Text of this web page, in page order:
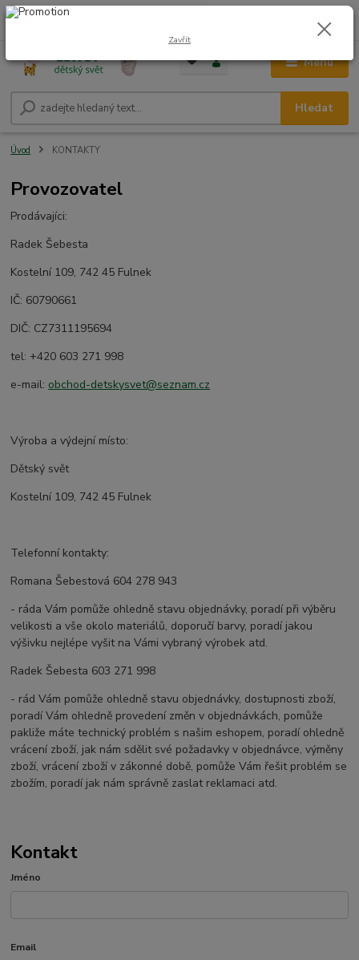
Menu
Hledat
+420 604 278 943 0,00 Kč
Úvod KONTAKTY
Provozovatel
Prodávajíci:
Radek Šebesta
Kostelní 109, 742 45 Fulnek
IČ: 60790661
DIČ: CZ7311195694
tel: +420 603 271 998
e-mail: obchod-detskysvet@seznam.cz
Výroba a výdejní místo:
Dětský svět
Kostelní 109, 742 45 Fulnek
Telefonní kontakty:
Romana Šebestová 604 278 943
- ráda Vám pomůže ohledně stavu objednávky, poradí při výběru
velikosti a vše okolo materiálů, doporučí barvy, poradí jakou
výšivku nejlépe vyšit na Vámi vybraný výrobek atd.
Radek Šebesta 603 271 998
- rád Vám pomůže ohledně stavu objednávky, dostupnosti zboží,
poradí Vám ohledně provedení změn v objednávkách, pomůže
pakliže máte technický problém s našim eshopem, poradí ohledně
vrácení zboží, jak nám sdělit své požadavky v objednávce, výměny
zboží, vrácení zboží v zákonné době, pomůže Vám řešit problém se
zbožím, poradí jak nám správně zaslat reklamaci atd.
Kontakt
Jméno
Email
Zavřít